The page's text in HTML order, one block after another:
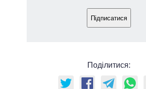
Підписатися
Поділитися: